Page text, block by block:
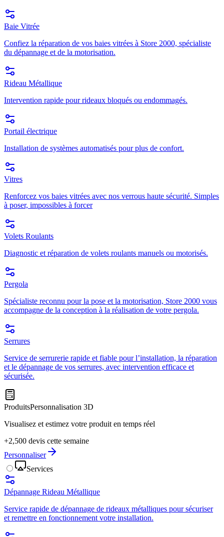
Baie Vitrée
Confiez la réparation de vos baies vitrées à Store 2000, spécialiste
du dépannage et de la motorisation.
Rideau Métallique
Intervention rapide pour rideaux bloqués ou endommagés.
Portail électrique
Installation de systèmes automatisés pour plus de confort.
Vitres
Renforcez vos baies vitrées avec nos verrous haute sécurité. Simples
à poser, impossibles à forcer
Volets Roulants
Diagnostic et réparation de volets roulants manuels ou motorisés.
Pergola
Spécialiste reconnu pour la pose et la motorisation, Store 2000 vous
accompagne de la conception à la réalisation de votre pergola.
Serrures
Service de serrurerie rapide et fiable pour l’installation, la réparation
et le dépannage de vos serrures, avec intervention efficace et
sécurisée.
ProduitsPersonnalisation 3D
Visualisez et estimez votre produit en temps réel
+2,500 devis cette semaine
Personnaliser
Services
Dépannage Rideau Métallique
Service rapide de dépannage de rideaux métalliques pour sécuriser
et remettre en fonctionnement votre installation.